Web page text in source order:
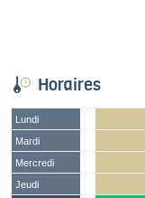
Horaires
Lundi
Mardi
Mercredi
Jeudi